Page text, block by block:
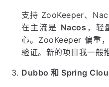
支持 ZooKeeper、
在主流是 Nacos ，轻
心。ZooKeeper 偏重
验证。新的项目我一般
Dubbo 和 Spring